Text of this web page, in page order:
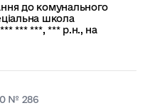
до комунального
школа
*** ***, *** р.н., на
№ 286